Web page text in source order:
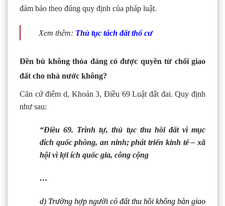
đảm bảo theo đúng quy định của pháp luật.
Xem thêm: Thủ tục tách đất thổ cư
Đền bù không thỏa đáng có được quyền từ chối giao
đất cho nhà nước không?
Căn cứ điểm d, Khoản 3, Điều 69 Luật đất đai. Quy định
như sau:
“Điều 69. Trình tự, thủ tục thu hồi đất vì mục
đích quốc phòng, an ninh; phát triển kinh tế – xã
hội vì lợi ích quốc gia, công cộng
…
d) Trường hợp người có đất thu hồi không bàn giao